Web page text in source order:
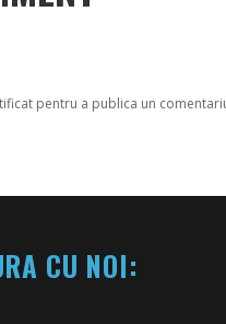
pentru a publica un
CU NOI: